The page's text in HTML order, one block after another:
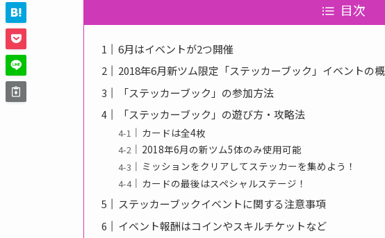
目次
6月はイベントが2つ開催
2018年6月新ツム限定「ステッカーブック」イベントの
「ステッカーブック」の参加方法
「ステッカーブック」の遊び方・攻略法
カードは全4枚
2018年6月の新ツム5体のみ使用可能
ミッションをクリアしてステッカーを集めよう！
カードの最後はスペシャルステージ！
ステッカーブックイベントに関する注意事項
イベント報酬はコインやスキルチケットなど